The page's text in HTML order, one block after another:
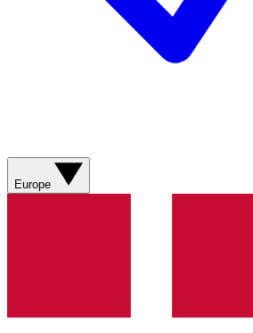
Europe